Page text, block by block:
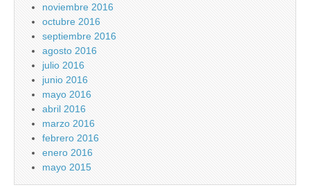
noviembre 2016
octubre 2016
septiembre 2016
agosto 2016
julio 2016
junio 2016
mayo 2016
abril 2016
marzo 2016
febrero 2016
enero 2016
mayo 2015